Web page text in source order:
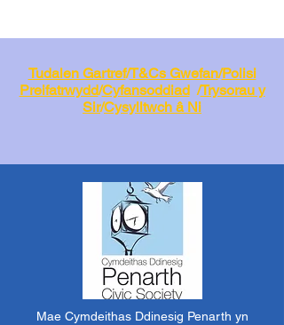
Tudalen Gartref/T&Cs Gwefan/Polisi
Preifatrwydd/Cyfansoddiad/Trysorau y
Sir/Cysylltwch â Ni
Mae Cymdeithas Ddinesig Penarth yn